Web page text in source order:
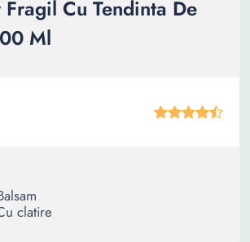
Fragil Cu Tendinta De
Ml
clatire